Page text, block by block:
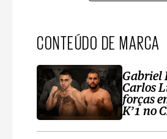
CONTEÚDO DE MARCA
Gabriel
Carlos
forças
K’1 no